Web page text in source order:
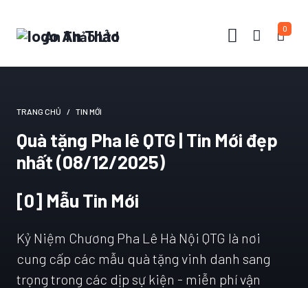
An Thảo Ltd 0
TRANG CHỦ TIN MỚI
Quà tặng Pha lê QTG | Tin Mới đẹp
nhất (08/12/2025)
[0] Mẫu Tin Mới
Kỷ Niệm Chương Pha Lê Hà Nội QTG là nơi
cung cấp các mẫu quà tặng vinh danh sang
trọng trong các dịp sự kiện - miễn phí vận